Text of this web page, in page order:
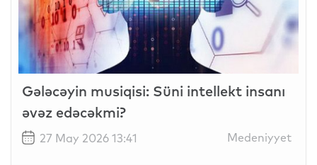
Gələcəyin musiqisi: Süni intellekt insanı
əvəz edəcəkmi?
27 May 2026 13:41 Medeniyyet